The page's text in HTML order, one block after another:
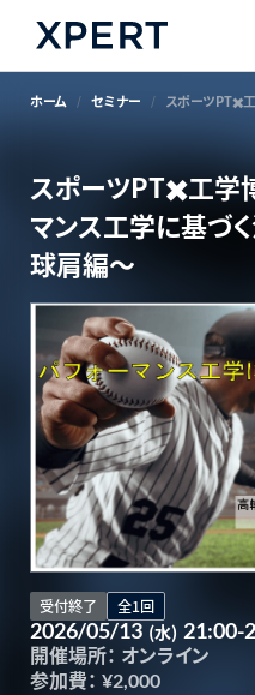
ホーム セミナー
スポーツPT✖️工学
マンス工学に基づ
球肩編〜
受付終了 全1回
2026/05/13 (水) 21:00-
開催場所： オンライン
参加費： ¥2,000